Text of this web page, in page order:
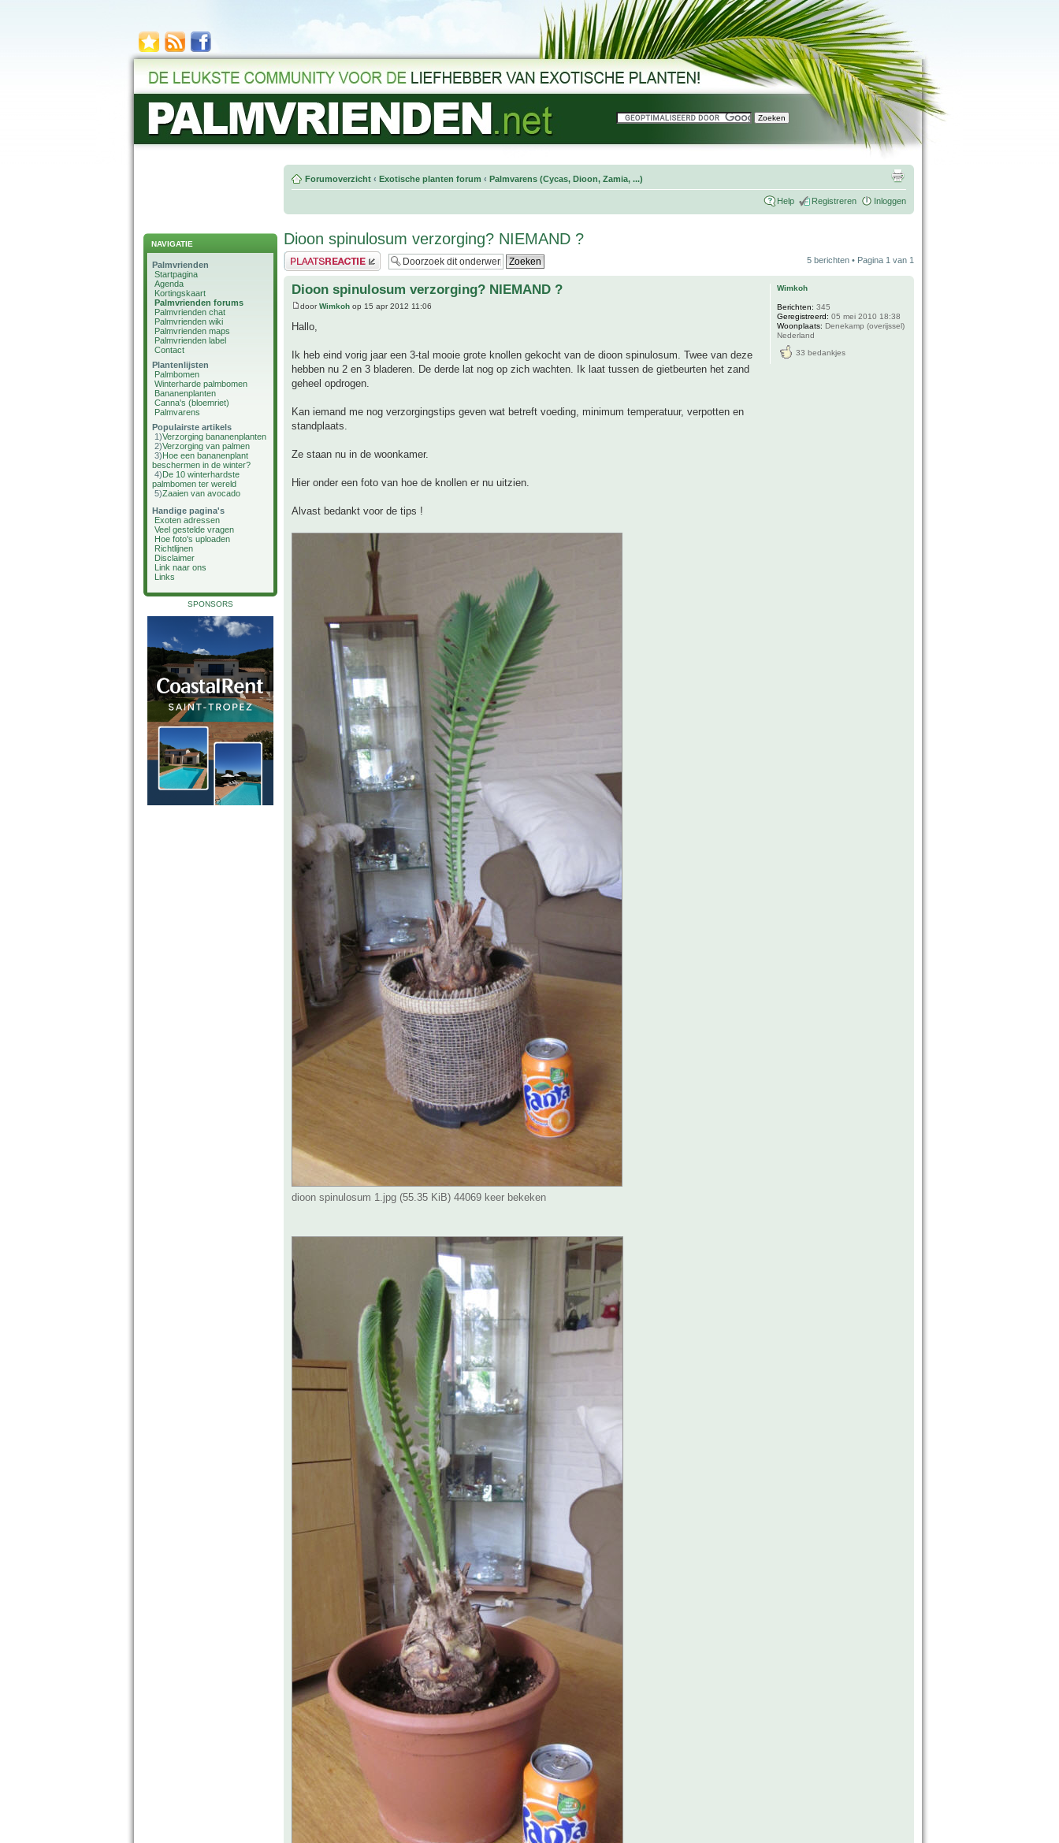
NAVIGATIE
Palmvrienden
Startpagina
Agenda
Kortingskaart
Palmvrienden forums
Palmvrienden chat
Palmvrienden wiki
Palmvrienden maps
Palmvrienden label
Contact
Plantenlijsten
Palmbomen
Winterharde palmbomen
Bananenplanten
Canna's (bloemriet)
Palmvarens
Populairste artikels
1)Verzorging bananenplanten
2)Verzorging van palmen
3)Hoe een bananenplant
beschermen in de winter?
4)De 10 winterhardste
palmbomen ter wereld
5)Zaaien van avocado
Handige pagina's
Exoten adressen
Veel gestelde vragen
Hoe foto's uploaden
Richtlijnen
Disclaimer
Link naar ons
Links
SPONSORS
Forumoverzicht ‹ Exotische planten forum ‹ Palmvarens (Cycas, Dioon, Zamia, ...)
Help Registreren Inloggen
Dioon spinulosum verzorging? NIEMAND ?
Plaats een reactie 5 berichten • Pagina 1 van 1
Dioon spinulosum verzorging? NIEMAND ?
doorWimkoh op 15 apr 2012 11:06
Hallo,
Ik heb eind vorig jaar een 3-tal mooie grote knollen gekocht van de dioon spinulosum. Twee van deze
hebben nu 2 en 3 bladeren. De derde lat nog op zich wachten. Ik laat tussen de gietbeurten het zand
geheel opdrogen.
Kan iemand me nog verzorgingstips geven wat betreft voeding, minimum temperatuur, verpotten en
standplaats.
Ze staan nu in de woonkamer.
Hier onder een foto van hoe de knollen er nu uitzien.
Alvast bedankt voor de tips !
dioon spinulosum 1.jpg (55.35 KiB) 44069 keer bekeken
Wimkoh
Berichten: 345
Geregistreerd: 05 mei 2010 18:38
Woonplaats: Denekamp (overijssel)
Nederland
33 bedankjes